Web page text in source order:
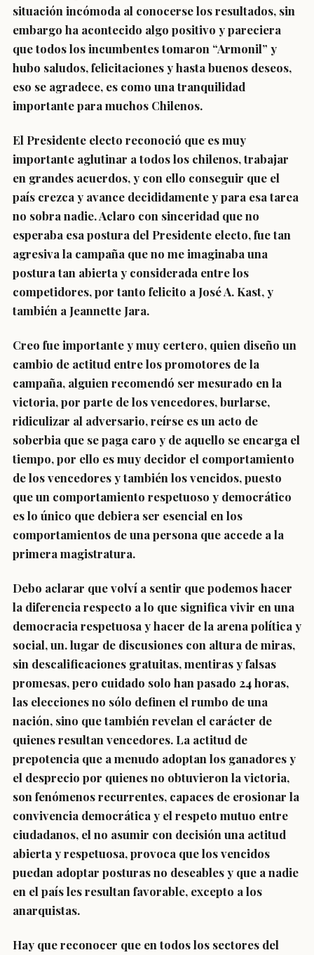
situación incómoda al conocerse los resultados, sin
embargo ha acontecido algo positivo y pareciera
que todos los incumbentes tomaron “Armonil” y
hubo saludos, felicitaciones y hasta buenos deseos,
eso se agradece, es como una tranquilidad
importante para muchos Chilenos.
El Presidente electo reconoció que es muy
importante aglutinar a todos los chilenos, trabajar
en grandes acuerdos, y con ello conseguir que el
país crezca y avance decididamente y para esa tarea
no sobra nadie. Aclaro con sinceridad que no
esperaba esa postura del Presidente electo, fue tan
agresiva la campaña que no me imaginaba una
postura tan abierta y considerada entre los
competidores, por tanto felicito a José A. Kast, y
también a Jeannette Jara.
Creo fue importante y muy certero, quien diseño un
cambio de actitud entre los promotores de la
campaña, alguien recomendó ser mesurado en la
victoria, por parte de los vencedores, burlarse,
ridiculizar al adversario, reírse es un acto de
soberbia que se paga caro y de aquello se encarga el
tiempo, por ello es muy decidor el comportamiento
de los vencedores y también los vencidos, puesto
que un comportamiento respetuoso y democrático
es lo único que debiera ser esencial en los
comportamientos de una persona que accede a la
primera magistratura.
Debo aclarar que volví a sentir que podemos hacer
la diferencia respecto a lo que significa vivir en una
democracia respetuosa y hacer de la arena política y
social, un. lugar de discusiones con altura de miras,
sin descalificaciones gratuitas, mentiras y falsas
promesas, pero cuidado solo han pasado 24 horas,
las elecciones no sólo definen el rumbo de una
nación, sino que también revelan el carácter de
quienes resultan vencedores. La actitud de
prepotencia que a menudo adoptan los ganadores y
el desprecio por quienes no obtuvieron la victoria,
son fenómenos recurrentes, capaces de erosionar la
convivencia democrática y el respeto mutuo entre
ciudadanos, el no asumir con decisión una actitud
abierta y respetuosa, provoca que los vencidos
puedan adoptar posturas no deseables y que a nadie
en el país les resultan favorable, excepto a los
anarquistas.
Hay que reconocer que en todos los sectores del